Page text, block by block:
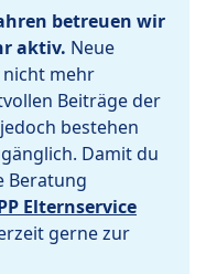
betreuen wir
aktiv. Neue
mehr
Beiträge der
bestehen
Damit du
Beratung
Elternservice
gerne zur